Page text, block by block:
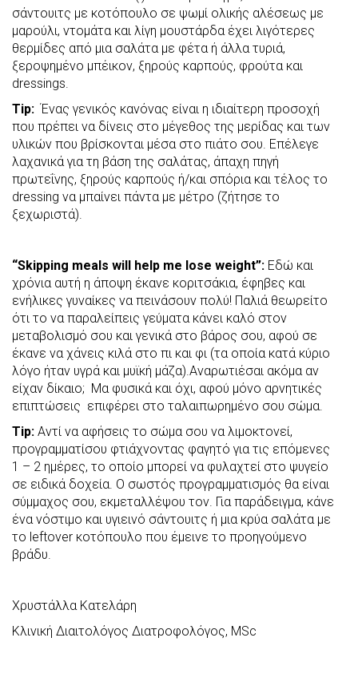
σάντουιτς με κοτόπουλο σε ψωμί ολικής αλέσεως με
μαρούλι, ντομάτα και λίγη μουστάρδα έχει λιγότερες
θερμίδες από μια σαλάτα με φέτα ή άλλα τυριά,
ξεροψημένο μπέικον, ξηρούς καρπούς, φρούτα και
dressings.
Tip: Ένας γενικός κανόνας είναι η ιδιαίτερη προσοχή
που πρέπει να δίνεις στο μέγεθος της μερίδας και των
υλικών που βρίσκονται μέσα στο πιάτο σου. Επέλεγε
λαχανικά για τη βάση της σαλάτας, άπαχη πηγή
πρωτεΐνης, ξηρούς καρπούς ή/και σπόρια και τέλος το
dressing να μπαίνει πάντα με μέτρο (ζήτησε το
ξεχωριστά).
“Skipping meals will help me lose weight”: Εδώ και
χρόνια αυτή η άποψη έκανε κοριτσάκια, έφηβες και
ενήλικες γυναίκες να πεινάσουν πολύ! Παλιά θεωρείτο
ότι το να παραλείπεις γεύματα κάνει καλό στον
μεταβολισμό σου και γενικά στο βάρος σου, αφού σε
έκανε να χάνεις κιλά στο πι και φι (τα οποία κατά κύριο
λόγο ήταν υγρά και μυϊκή μάζα).Αναρωτιέσαι ακόμα αν
είχαν δίκαιο; Μα φυσικά και όχι, αφού μόνο αρνητικές
επιπτώσεις επιφέρει στο ταλαιπωρημένο σου σώμα.
Τip: Αντί να αφήσεις το σώμα σου να λιμοκτονεί,
προγραμματίσου φτιάχνοντας φαγητό για τις επόμενες
1 – 2 ημέρες, το οποίο μπορεί να φυλαχτεί στο ψυγείο
σε ειδικά δοχεία. Ο σωστός προγραμματισμός θα είναι
σύμμαχος σου, εκμεταλλέψου τον. Για παράδειγμα, κάνε
ένα νόστιμο και υγιεινό σάντουιτς ή μια κρύα σαλάτα με
το leftover κοτόπουλο που έμεινε το προηγούμενο
βράδυ.
Χρυστάλλα Κατελάρη
Κλινική Διαιτολόγος Διατροφολόγος, MSc